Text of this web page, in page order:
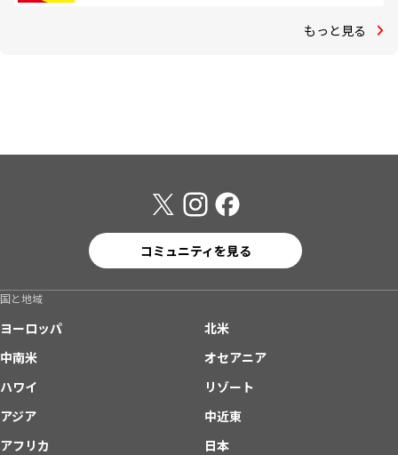
もっと見る
コミュニティを見る
国と地域
ヨーロッパ
北米
中南米
オセアニア
ハワイ
リゾート
アジア
中近東
アフリカ
日本